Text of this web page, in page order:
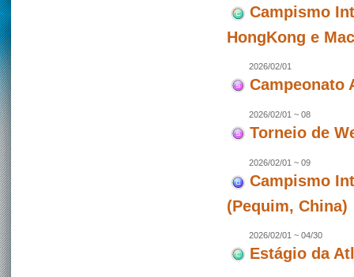
Campismo
HongKong e
2026/02/01
Campeonato
2026/02/01 ~ 08
Torneio de
2026/02/01 ~ 09
Campismo
(Pequim, China)
2026/02/01 ~ 04/30
Estágio da